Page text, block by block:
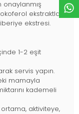
onaylanmış
ekstraktları
ekstresi.
1-2 eşit
servis yapın.
mamayla
kademeli
aktiviteye,